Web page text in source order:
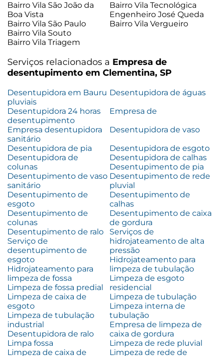
Bairro Vila São João da
Boa Vista
Bairro Vila São Paulo
Bairro Vila Souto
Bairro Vila Tecnológica
Engenheiro José Queda
Bairro Vila Triagem
Bairro Vila Vergueiro
Serviços relacionados a Empresa de
desentupimento em Clementina, SP
Desentupidora em Bauru Desentupidora de águas
pluviais
Desentupidora 24 horas
Empresa de
desentupimento
Empresa desentupidora
Desentupidora de vaso
sanitário
Desentupidora de pia
Desentupidora de esgoto
Desentupidora de
colunas
Desentupidora de calhas
Desentupimento de vaso
sanitário
Desentupimento de pia
Desentupimento de
esgoto
Desentupimento de rede
pluvial
Desentupimento de
colunas
Desentupimento de
calhas
Desentupimento de ralo
Desentupimento de caixa
de gordura
Serviço de
desentupimento de
esgoto
Serviços de
hidrojateamento de alta
pressão
Hidrojateamento para
limpeza de fossa
Hidrojateamento para
limpeza de tubulação
Limpeza de fossa predial
Limpeza de esgoto
residencial
Limpeza de caixa de
esgoto
Limpeza de tubulação
Limpeza de tubulação
industrial
Limpeza interna de
tubulação
Desentupidora de ralo
Empresa de limpeza de
caixa de gordura
Limpa fossa
Limpeza de rede pluvial
Limpeza de caixa de
Limpeza de rede de